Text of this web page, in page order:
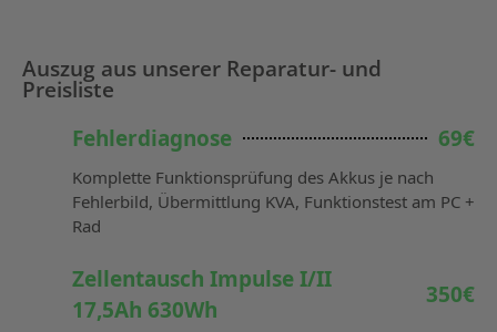
Auszug aus unserer Reparatur- und
Preisliste
Fehlerdiagnose
69€
Komplette Funktionsprüfung des Akkus je nach
Fehlerbild, Übermittlung KVA, Funktionstest am PC +
Rad
Zellentausch Impulse I/II
17,5Ah 630Wh
350€